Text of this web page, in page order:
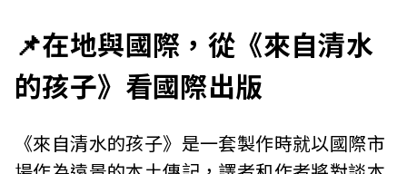
📌在地與國際，從《來自清水
的孩子》看國際出版
《來自清水的孩子》是一套製作時就以國際市